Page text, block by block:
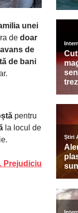
unei
de doar
de
de bani
pentru
la locul de
Prejudiciu